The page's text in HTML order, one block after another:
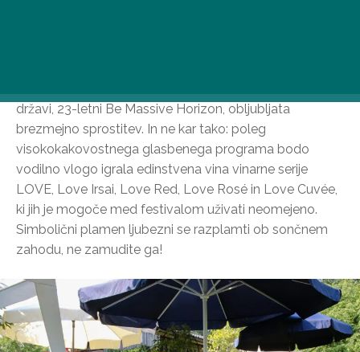
državi, 23-letni Be Massive Horizon, obljubljata
brezmejno sprostitev. In ne kar tako: poleg
visokokakovostnega glasbenega programa bodo
vodilno vlogo igrala edinstvena vina vinarne serije
LOVE, Love Irsai, Love Red, Love Rosé in Love Cuvée,
ki jih je mogoče med festivalom uživati neomejeno.
Simbolični plamen ljubezni se razplamti ob sončnem
zahodu, ne zamudite ga!